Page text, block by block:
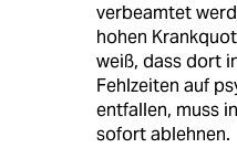
verbeamtet
hohen
weiß, dass dort
Fehlzeiten auf
entfallen, muss
sofort ablehnen.